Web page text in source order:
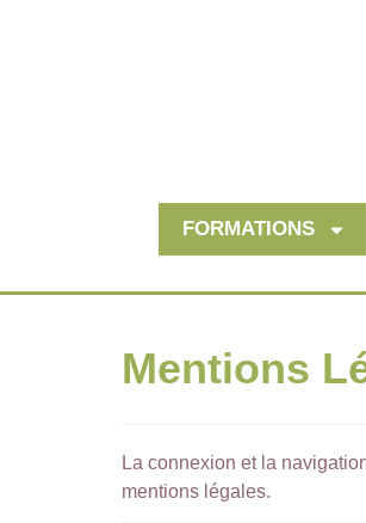
FORMATIONS
Mentions
La connexion et la
mentions légales.